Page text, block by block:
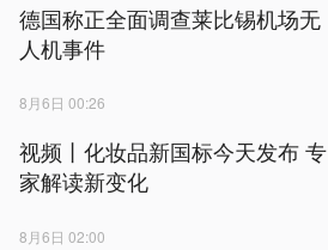
德国称正全面调查莱比锡机场无
人机事件
8月6日 00:26
视频丨化妆品新国标今天发布 专
家解读新变化
8月6日 02:00